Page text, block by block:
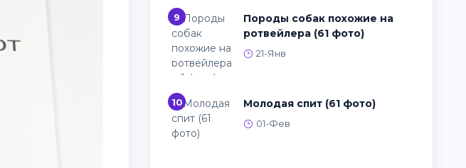
9
Породы собак похожие на
ротвейлера (61 фото)
21-Янв
10 Молодая спит (61 фото)
01-Фев